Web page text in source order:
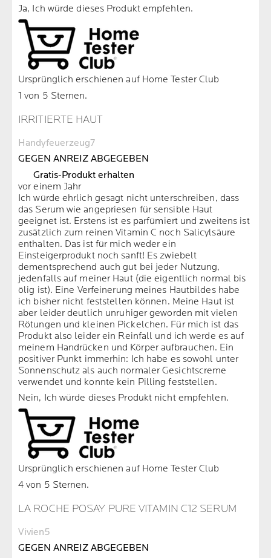
Ja, Ich würde dieses Produkt empfehlen.
Ursprünglich erschienen auf Home Tester Club
1 von 5 Sternen.
IRRITIERTE HAUT
Handyfeuerzeug7
GEGEN ANREIZ ABGEGEBEN
Gratis-Produkt erhalten
vor einem Jahr
Ich würde ehrlich gesagt nicht unterschreiben, dass
das Serum wie angepriesen für sensible Haut
geeignet ist. Erstens ist es parfümiert und zweitens ist
zusätzlich zum reinen Vitamin C noch Salicylsäure
enthalten. Das ist für mich weder ein
Einsteigerprodukt noch sanft! Es zwiebelt
dementsprechend auch gut bei jeder Nutzung,
jedenfalls auf meiner Haut (die eigentlich normal bis
ölig ist). Eine Verfeinerung meines Hautbildes habe
ich bisher nicht feststellen können. Meine Haut ist
aber leider deutlich unruhiger geworden mit vielen
Rötungen und kleinen Pickelchen. Für mich ist das
Produkt also leider ein Reinfall und ich werde es auf
meinem Handrücken und Körper aufbrauchen. Ein
positiver Punkt immerhin: Ich habe es sowohl unter
Sonnenschutz als auch normaler Gesichtscreme
verwendet und konnte kein Pilling feststellen.
Nein, Ich würde dieses Produkt nicht empfehlen.
Ursprünglich erschienen auf Home Tester Club
4 von 5 Sternen.
LA ROCHE POSAY PURE VITAMIN C12 SERUM
Vivien5
GEGEN ANREIZ ABGEGEBEN